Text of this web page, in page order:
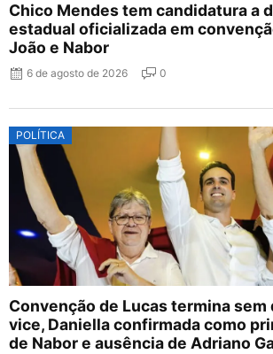
Chico Mendes tem candidatura a
estadual oficializada em
João e Nabor
6 de agosto de 2026 0
POLÍTICA
Convenção de Lucas termina
vice, Daniella confirmada como
de Nabor e ausência de Adriano